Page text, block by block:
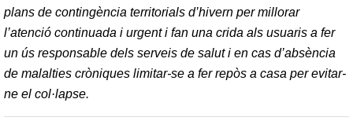
plans de contingència territorials d’hivern per millorar
l’atenció continuada i urgent i fan una crida als usuaris a fer
un ús responsable dels serveis de salut i en cas d’absència
de malalties cròniques limitar-se a fer repòs a casa per evitar-
ne el col·lapse.